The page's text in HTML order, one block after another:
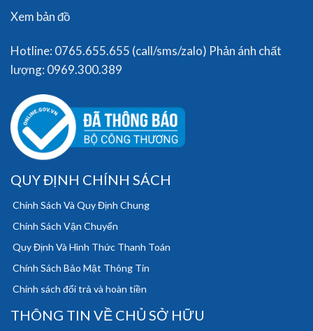
Xem bản đồ
Hotline: 0765.655.655 (call/sms/zalo) Phản ánh chất
lượng: 0969.300.389
QUY ĐỊNH CHÍNH SÁCH
Chính Sách Và Quy Định Chung
Chính Sách Vận Chuyển
Quy Định Và Hình Thức Thanh Toán
Chính Sách Bảo Mật Thông Tin
Chính sách đổi trả và hoàn tiền
THÔNG TIN VỀ CHỦ SỞ HỮU